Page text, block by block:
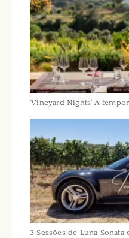
'Vineyard Nights' A
3 Sessões de Luna Sonata